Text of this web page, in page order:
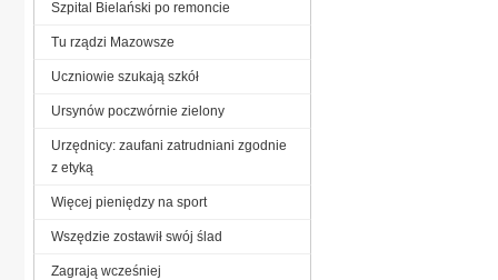
Szpital Bielański po remoncie
Tu rządzi Mazowsze
Uczniowie szukają szkół
Ursynów poczwórnie zielony
Urzędnicy: zaufani zatrudniani zgodnie
z etyką
Więcej pieniędzy na sport
Wszędzie zostawił swój ślad
Zagrają wcześniej